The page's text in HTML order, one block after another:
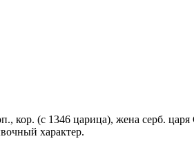
кор. (с 1346 царица), жена серб.
характер.